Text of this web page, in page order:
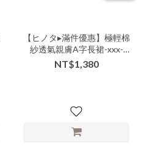
【ヒノタ▸滿件優惠】極輕棉
紗透氣親膚A字長裙-xxx-
306507▶
NT$1,380